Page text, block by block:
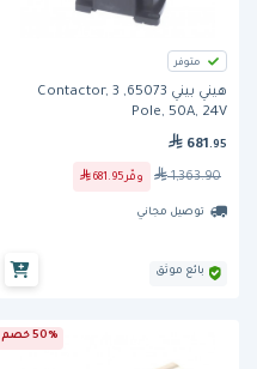
متوفر
هيني بيني 65073, Contactor, 3
Pole, 50A, 24V
681 .95
1,363.90 وفّر 681.95
توصيل مجاني
بائع موثق
50% خصم